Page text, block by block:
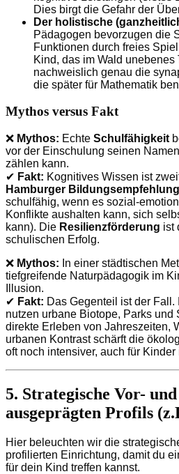
Dies birgt die Gefahr der
Der holistische
Pädagogen bevorzugen die
Funktionen durch freies
Kind, das im Wald
nachweislich genau die
die später für Mathematik
Mythos versus Fakt
❌ Mythos: Echte Schulfähigkeit
vor der Einschulung seinen
zählen kann.
✔ Fakt: Kognitives Wissen ist
Hamburger
schulfähig, wenn es sozial-
Konflikte aushalten kann, sich
kann). Die Resilienzförderung ist
schulischen Erfolg.
❌ Mythos: In einer städtischen
tiefgreifende Naturpädagogik im
Illusion.
✔ Fakt: Das Gegenteil ist der
nutzen urbane Biotope, Parks und
direkte Erleben von Jahreszeiten,
urbanen Kontrast schärft die
oft noch intensiver, auch für
5. Strategische Vor-
ausgeprägten Profils
Hier beleuchten wir die
profilierten Einrichtung, damit du
für dein Kind treffen kannst.